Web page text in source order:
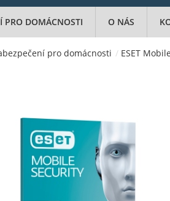
PRO DOMÁCNOSTI O NÁS
pro domácnosti / ESET